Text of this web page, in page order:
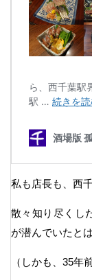
私も店長も、西
散々知り尽くし
が潜んでいたとは
（しかも、35年